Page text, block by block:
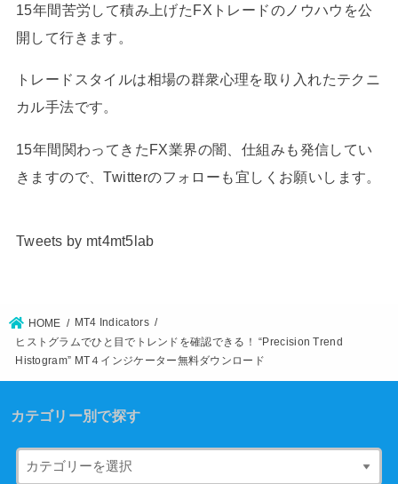
15年間苦労して積み上げたFXトレードのノウハウを公
開して行きます。
トレードスタイルは相場の群衆心理を取り入れたテクニ
カル手法です。
15年間関わってきたFX業界の闇、仕組みも発信してい
きますので、Twitterのフォローも宜しくお願いします。
Tweets by mt4mt5lab
HOME
MT4 Indicators
ヒストグラムでひと目でトレンドを確認できる！ “Precision Trend
Histogram” MT４インジケーター無料ダウンロード
カテゴリー別で探す